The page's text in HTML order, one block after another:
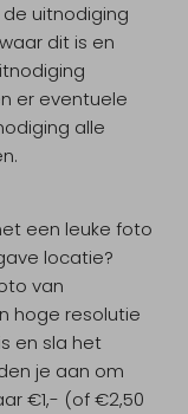
uitnodiging
dit is en
er eventuele
alle
een leuke foto
locatie?
van
hoge resolutie
en sla het
je aan om
€1,- (of €2,50